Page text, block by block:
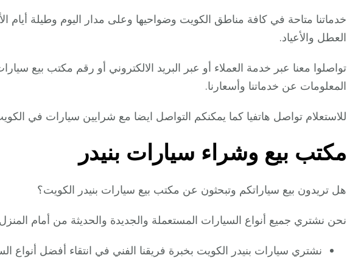
خدماتنا متاحة في كافة مناطق الكويت وضواحيها وعلى مدار اليوم وطيلة أيام
العطل والأعياد.
تواصلوا معنا عبر خدمة العملاء أو عبر البريد الالكتروني أو رقم مكتب بيع
المعلومات عن خدماتنا وأسعارنا.
للاستعلام تواصل هاتفيا كما يمكنكم التواصل ايضا مع شرايين سيارات في
مكتب بيع وشراء سيارات بنيدر
هل تريدون بيع سياراتكم وتبحثون عن مكتب بيع سيارات بنيدر الكويت؟
نحن نشتري جميع أنواع السيارات المستعملة والجديدة والحديثة من أمام
نشتري سيارات بنيدر الكويت بخبرة فريقنا الفني في انتقاء أفضل أنواع